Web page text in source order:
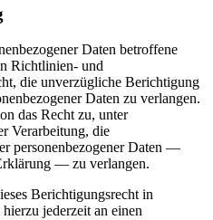
Daten betroffene
Richtlinien- und
die unverzügliche Berichtigung
Daten zu verlangen.
das Recht zu, unter
Verarbeitung, die
personenbezogener Daten —
— zu verlangen.
Berichtigungsrecht in
jederzeit an einen